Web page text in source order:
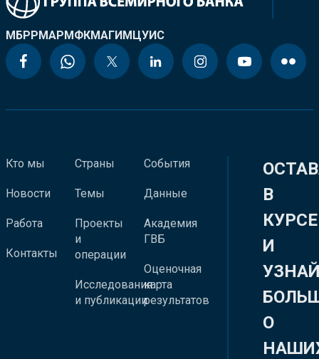
МБРРМАРМФКМАГИМЦУИС
Кто мы
Новости
Работа
Контакты
Страны
Темы
Проекты
и
операции
Исследования
и публикации
События
Данные
Академия
ГВБ
Оценочная
карта
результатов
В
КУРСЕ
И
О